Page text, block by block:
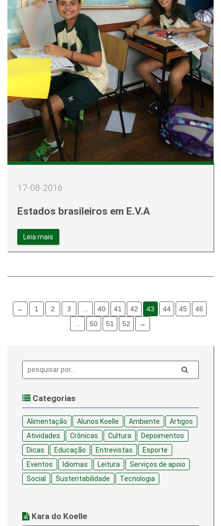
17-08-2016
Estados brasileiros em E.V.A
Leia mais
← 1 2 3 … 40 41 42 43 44 45
46
…
50 51 52 →
Pesquisa:
Categorias
Alimentação Alunos Koelle Ambiente
Artigos
Atividades
Crônicas Cultura
Depoimentos
Dicas
Educação Entrevistas
Esporte
Eventos
Idiomas Leitura
Serviços de apoio
Social
Sustentabilidade Tecnologia
Kara do Koelle